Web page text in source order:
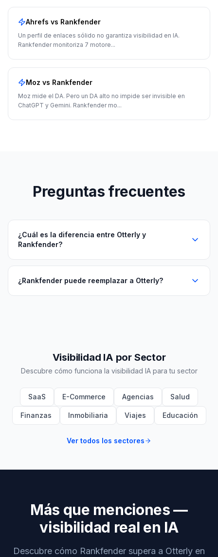
Ahrefs vs Rankfender
Un perfil de enlaces sólido no garantiza visibilidad en IA.
Rankfender monitoriza 7 motore...
Moz vs Rankfender
Moz mide el DA. Pero un DA alto no impide ser invisible en
ChatGPT y Gemini. Rankfender mo...
Preguntas frecuentes
¿Cuál es la diferencia entre Otterly y
Rankfender?
¿Rankfender puede reemplazar a Otterly?
Visibilidad IA por Sector
Descubre cómo funciona la visibilidad IA para tu sector
SaaS E-Commerce Agencias Salud
Finanzas Inmobiliaria Viajes Educación
Ver todos los sectores
Más que menciones —
visibilidad real en IA
Descubre cómo Rankfender supera a Otterly en